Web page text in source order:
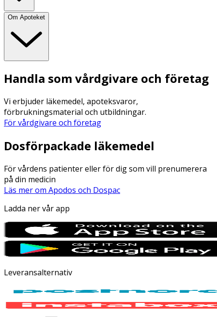
Om Apoteket
Handla som vårdgivare och företag
Vi erbjuder läkemedel, apoteksvaror,
förbrukningsmaterial och utbildningar.
För vårdgivare och företag
Dosförpackade läkemedel
För vårdens patienter eller för dig som vill prenumerera
på din medicin
Läs mer om Apodos och Dospac
Ladda ner vår app
Leveransalternativ